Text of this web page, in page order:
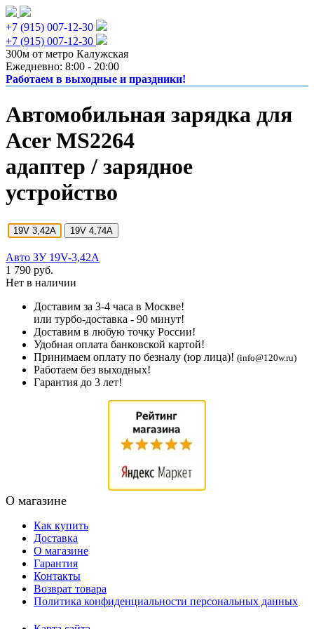
+7 (915) 007-12-30
+7 (915) 007-12-30
300м от метро Калужская
Ежедневно: 8:00 - 20:00
Работаем в выходные и праздники!
Автомобильная зарядка для
Acer MS2264
адаптер / зарядное
устройство
19V 3,42A 19V 4,74A
Авто ЗУ 19V-3,42A
1 790 руб.
Нет в наличии
Доставим за 3-4 часа в Москве!
или турбо-доставка - 90 минут!
Доставим в любую точку России!
Удобная оплата банковской картой!
Принимаем оплату по безналу (юр лица)! (info@120w.ru)
Работаем без выходных!
Гарантия до 3 лет!
О магазине
Как купить
Доставка
О магазине
Гарантия
Контакты
Возврат товара
Политика конфиденциальности персональных данных